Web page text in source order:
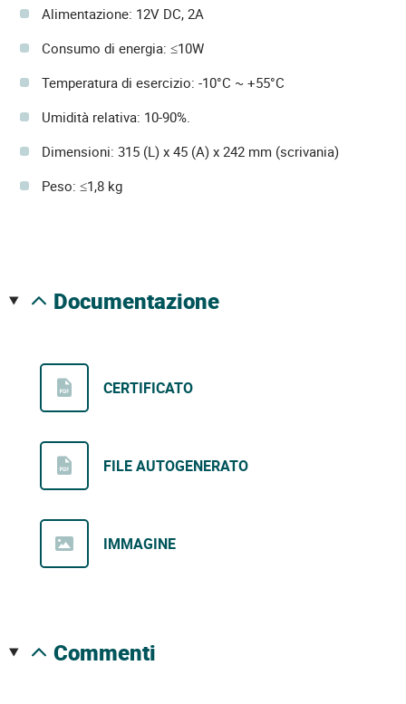
Alimentazione: 12V DC, 2A
Consumo di energia: ≤10W
Temperatura di esercizio: -10°C ~ +55°C
Umidità relativa: 10-90%.
Dimensioni: 315 (L) x 45 (A) x 242 mm (scrivania)
Peso: ≤1,8 kg
documentazione
CERTIFICATO
FILE AUTOGENERATO
IMMAGINE
commenti